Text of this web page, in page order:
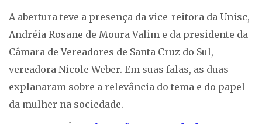
A abertura teve a presença da vice-reitora da Unisc,
Andréia Rosane de Moura Valim e da presidente da
Câmara de Vereadores de Santa Cruz do Sul,
vereadora Nicole Weber. Em suas falas, as duas
explanaram sobre a relevância do tema e do papel
da mulher na sociedade.